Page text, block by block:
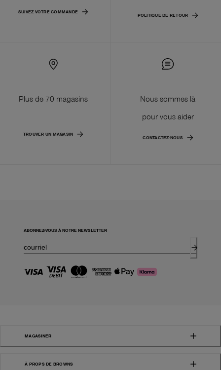
SUIVEZ VOTRE COMMANDE
POLITIQUE DE RETOUR
Plus de 70 magasins
TROUVER UN MAGASIN
Nous sommes là
pour vous aider
CONTACTEZ-NOUS
ABONNEZ-VOUS À NOTRE NEWSLETTER
MAGASINER
À PROPS DE BROWNS